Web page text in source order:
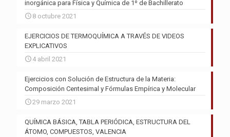
inorgánica para Física y Química de 1º de Bachillerato
8 octubre 2021
EJERCICIOS DE TERMOQUÍMICA A TRAVÉS DE VIDEOS
EXPLICATIVOS
4 abril 2021
Ejercicios con Solución de Estructura de la Materia:
Composición Centesimal y Fórmulas Empírica y Molecular
29 marzo 2021
QUÍMICA BÁSICA, TABLA PERIÓDICA, ESTRUCTURA DEL
ÁTOMO, COMPUESTOS, VALENCIA